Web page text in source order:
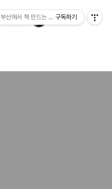
부산에서 책 만드는 이야기 : 산지니출판사 블
구독하기